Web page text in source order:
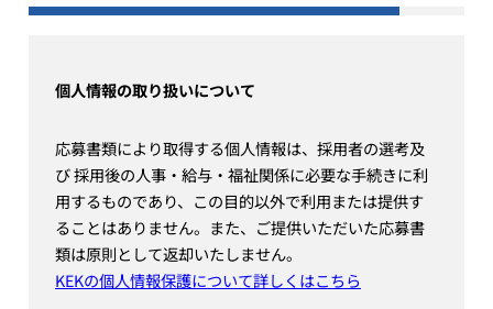
個人情報の取り扱いについて
応募書類により取得する個人情報は、採用者の選考及
び 採用後の人事・給与・福祉関係に必要な手続きに利
用するものであり、この目的以外で利用または提供す
ることはありません。また、ご提供いただいた応募書
類は原則として返却いたしません。
KEKの個人情報保護について詳しくはこちら